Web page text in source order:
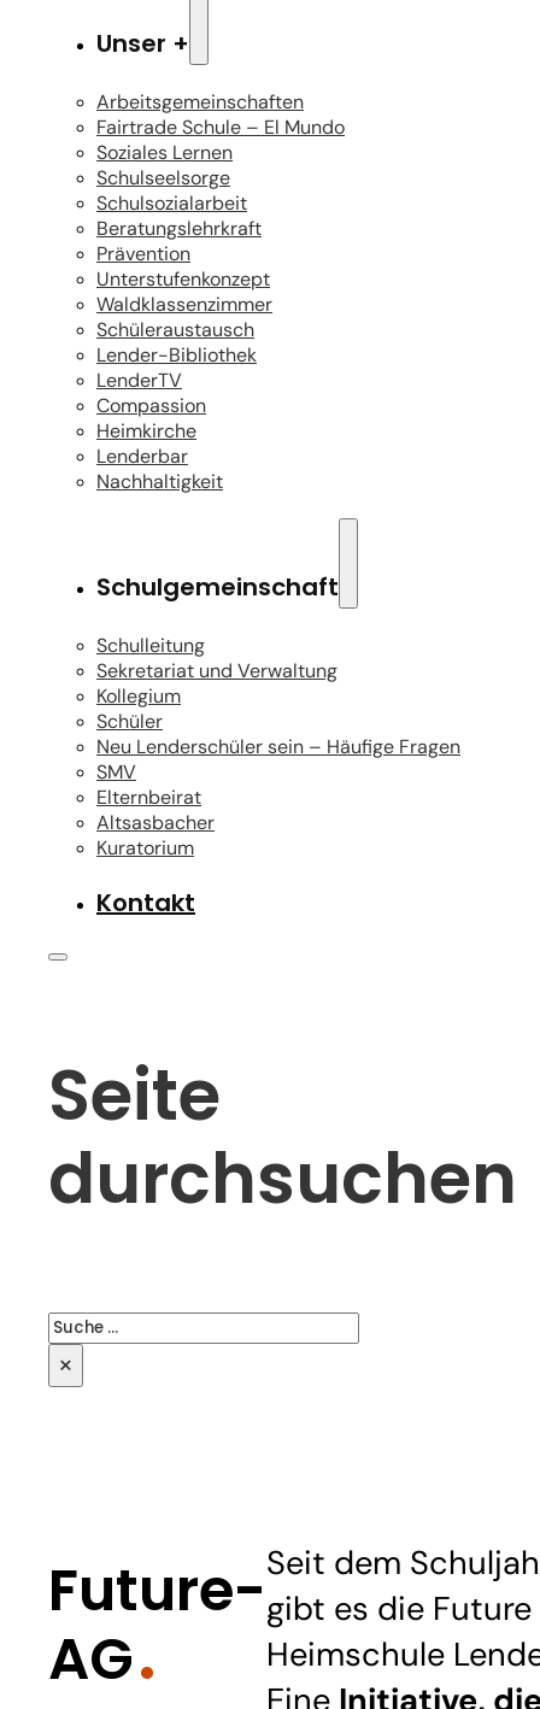
Unser +
Arbeitsgemeinschaften
Fairtrade Schule – El Mundo
Soziales Lernen
Schulseelsorge
Schulsozialarbeit
Beratungslehrkraft
Prävention
Unterstufenkonzept
Waldklassenzimmer
Schüleraustausch
Lender-Bibliothek
LenderTV
Compassion
Heimkirche
Lenderbar
Nachhaltigkeit
Schulgemeinschaft
Schulleitung
Sekretariat und Verwaltung
Kollegium
Schüler
Neu Lenderschüler sein – Häufige Fragen
SMV
Elternbeirat
Altsasbacher
Kuratorium
Kontakt
Seite
durchsuchen
Suchen
×
Future-
AG
Seit dem
gibt es die Future
Heimschule
Eine Initiative,